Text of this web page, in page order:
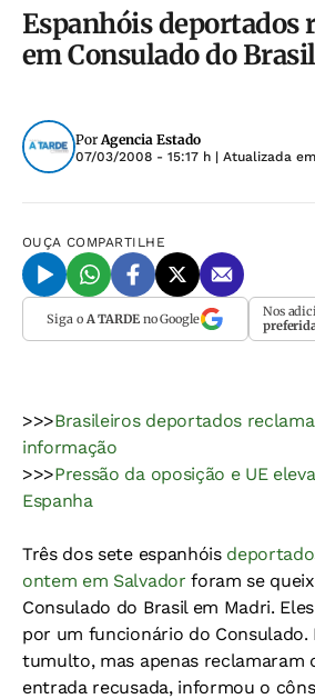
Espanhóis deportados
em Consulado do Brasil
PorAgencia Estado
07/03/2008 - 15:17 h | Atualizada em
OUÇA COMPARTILHE
Siga o A TARDEno Google Nos
>>>Brasileiros deportados
informação
>>>Pressão da oposição e UE
Espanha
Três dos sete espanhóis
ontem em Salvador foram se
Consulado do Brasil em Madri.
por um funcionário do Consulado.
tumulto, mas apenas reclamaram
entrada recusada, informou o